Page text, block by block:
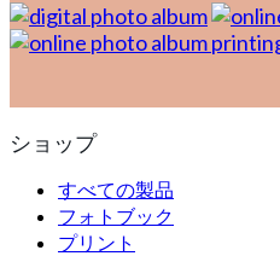
ショップ
すべての製品
フォトブック
プリント